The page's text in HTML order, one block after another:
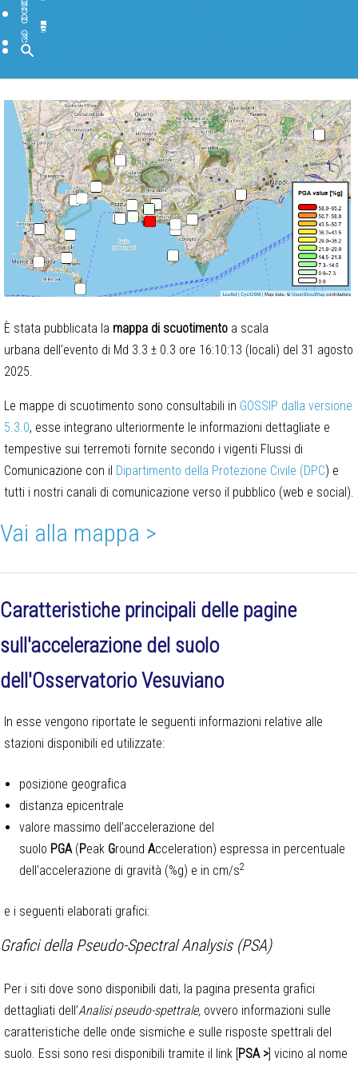
BIBLIOTECA
DIVULGAZIONE
IN PRIMO PIANO
FORMAZIONE E COMUNICAZIONE
BLOG INGV
CANALI SOCIAL INGV
DOMANDE FREQUENTI
MUSEO
È stata pubblicata la mappa di scuotimento a scala
urbana dell'evento di Md 3.3 ± 0.3 ore 16:10:13 (locali) del 31 agosto
2025.
Le mappe di scuotimento sono consultabili in GOSSIP dalla versione
5.3.0, esse integrano ulteriormente le informazioni dettagliate e
tempestive sui terremoti fornite secondo i vigenti Flussi di
Comunicazione con il Dipartimento della Protezione Civile (DPC) e
tutti i nostri canali di comunicazione verso il pubblico (web e social).
Vai alla mappa >
Caratteristiche principali delle pagine
sull'accelerazione del suolo
dell'Osservatorio Vesuviano
In esse vengono riportate le seguenti informazioni relative alle
stazioni disponibili ed utilizzate:
posizione geografica
distanza epicentrale
valore massimo dell’accelerazione del
suolo PGA(Peak Ground Acceleration) espressa in percentuale
dell'accelerazione di gravità (%g) e in cm/s2
e i seguenti elaborati grafici:
Grafici della Pseudo-Spectral Analysis (PSA)
Per i siti dove sono disponibili dati, la pagina presenta grafici
dettagliati dell’Analisi pseudo-spettrale, ovvero informazioni sulle
caratteristiche delle onde sismiche e sulle risposte spettrali del
suolo. Essi sono resi disponibili tramite il link [PSA >] vicino al nome